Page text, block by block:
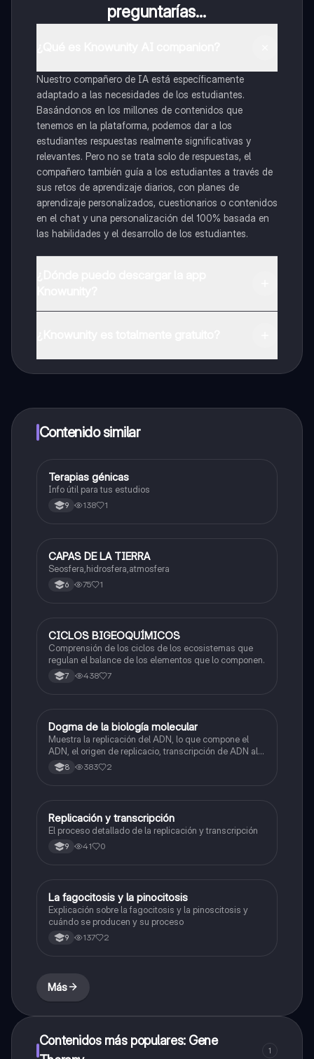
preguntarías...
Nuestro compañero de IA está específicamente
adaptado a las necesidades de los estudiantes.
Basándonos en los millones de contenidos que
tenemos en la plataforma, podemos dar a los
estudiantes respuestas realmente significativas y
relevantes. Pero no se trata solo de respuestas, el
compañero también guía a los estudiantes a través de
sus retos de aprendizaje diarios, con planes de
aprendizaje personalizados, cuestionarios o contenidos
en el chat y una personalización del 100% basada en
las habilidades y el desarrollo de los estudiantes.
a determinadas funciones.
Contenido similar
Biologia
Terapias génicas
Info útil para tus estudios
9 138 1
Biologia
CAPAS DE LA TIERRA
Seosfera,hidrosfera,atmosfera
6 75 1
Biologia
CICLOS BIGEOQUÍMICOS
Comprensión de los ciclos de los ecosistemas que
regulan el balance de los elementos que lo componen.
7 438 7
Biologia
Dogma de la biología molecular
Muestra la replicación del ADN, lo que compone el
ADN, el origen de replicacio, transcripción de ADN al
ARN y traducción de ARN a proteína.
8 383 2
Biologia
Replicación y transcripción
El proceso detallado de la replicación y transcripción
9 41 0
Biologia
La fagocitosis y la pinocitosis
Explicación sobre la fagocitosis y la pinoscitosis y
cuándo se producen y su proceso
9 137 2
Más
Contenidos más populares: Gene
1